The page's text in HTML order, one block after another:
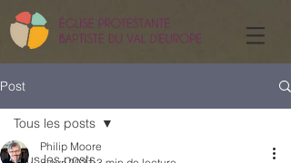
Post
Tous les posts
Tous les posts
Philip Moore